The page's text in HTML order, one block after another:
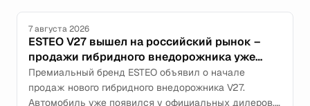
7 августа 2026
ESTEO V27 вышел на российский рынок –
продажи гибридного внедорожника уже
стартовали
Премиальный бренд ESTEO объявил о начале
продаж нового гибридного внедорожника V27.
Автомобиль уже появился у официальных дилеров,